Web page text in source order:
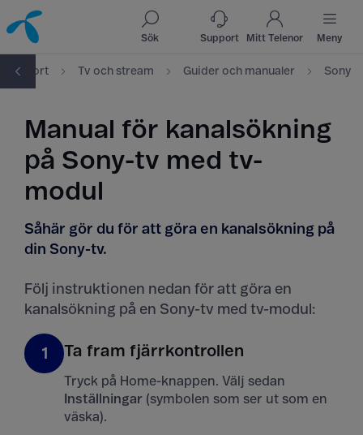
Till innehåll
Till sök
Sök Support Mitt Telenor Meny
Support Tv och stream Guider och manualer Sony
Manual för kanalsökning
på Sony-tv med tv-
modul
Såhär gör du för att göra en kanalsökning på
din Sony-tv.
Följ instruktionen nedan för att göra en
kanalsökning på en Sony-tv med tv-modul:
1 Ta fram fjärrkontrollen
Tryck på Home-knappen. Välj sedan
Inställningar (symbolen som ser ut som en
väska).